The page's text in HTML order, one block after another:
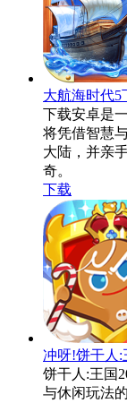
大航海时代5
下载安卓是
将凭借智慧
大陆，并亲
奇。
下载
冲呀!饼干人:
饼干人:王国
与休闲玩法